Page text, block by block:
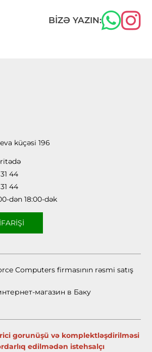
BIZƏ YAZIN:
küçəsi 196
44
44
dən 18:00-dək
Computers firmasının rəsmi satış
магазин в Баку
gorunüşü və komplektləşdirilməsi
edilmədən istehsalçı